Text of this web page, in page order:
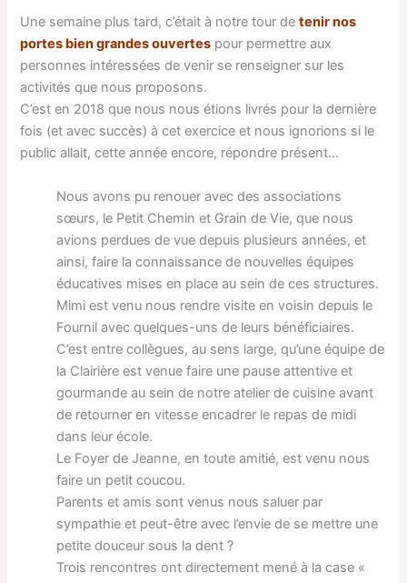
Une semaine plus tard, c’était à notre tour detenir nos
portes bien grandes ouvertes pour permettre aux
personnes intéressées de venir se renseigner sur les
activités que nous proposons.
C’est en 2018 que nous nous étions livrés pour la dernière
fois (et avec succès) à cet exercice et nous ignorions si le
public allait, cette année encore, répondre présent…
Nous avons pu renouer avec des associations
sœurs, le Petit Chemin et Grain de Vie, que nous
avions perdues de vue depuis plusieurs années, et
ainsi, faire la connaissance de nouvelles équipes
éducatives mises en place au sein de ces structures.
Mimi est venu nous rendre visite en voisin depuis le
Fournil avec quelques-uns de leurs bénéficiaires.
C’est entre collègues, au sens large, qu’une équipe de
la Clairière est venue faire une pause attentive et
gourmande au sein de notre atelier de cuisine avant
de retourner en vitesse encadrer le repas de midi
dans leur école.
Le Foyer de Jeanne, en toute amitié, est venu nous
faire un petit coucou.
Parents et amis sont venus nous saluer par
sympathie et peut-être avec l’envie de se mettre une
petite douceur sous la dent ?
Trois rencontres ont directement mené à la case «